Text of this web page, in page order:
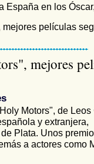
España en los
películas
mejores
Motors", de Leos
y extranjera,
Plata. Unos
a actores como